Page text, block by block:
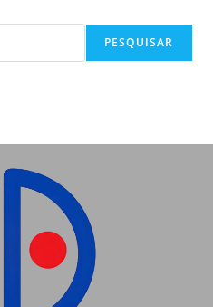
PESQUISAR